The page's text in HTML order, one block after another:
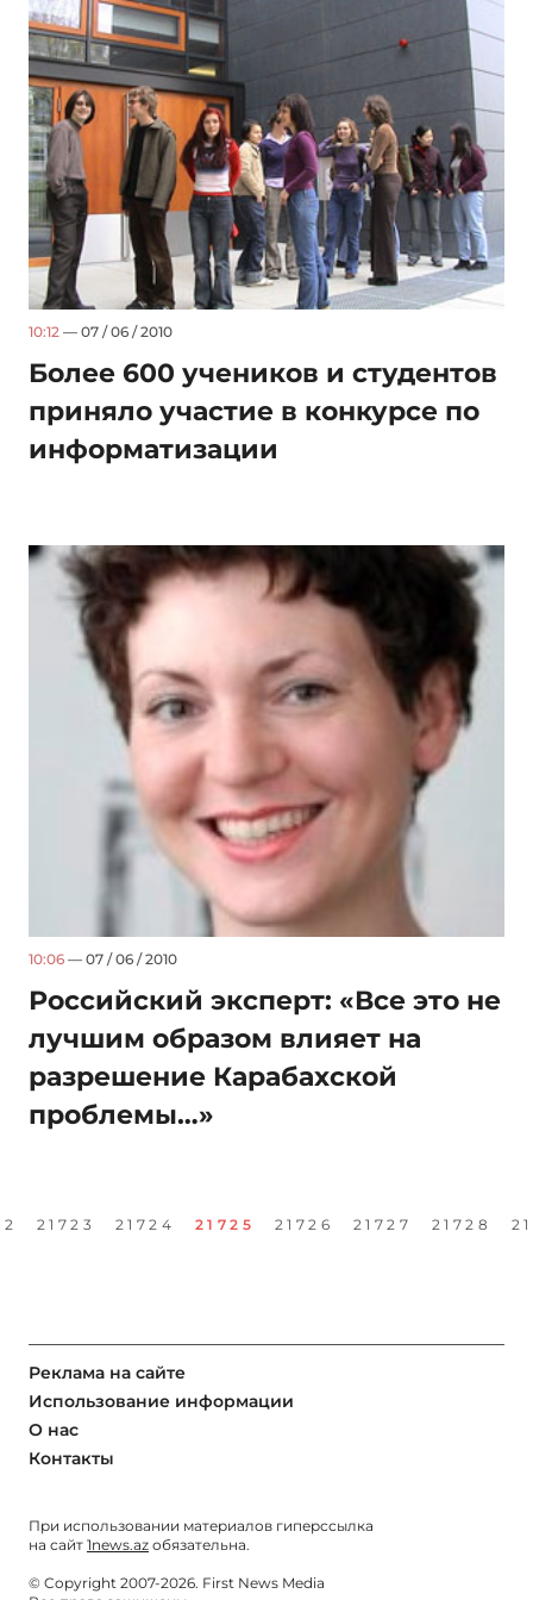
10:12 — 07 / 06 / 2010
Более 600 учеников и студентов
приняло участие в конкурсе по
информатизации
10:06 — 07 / 06 / 2010
Российский эксперт: «Все это не
лучшим образом влияет на
разрешение Карабахской
проблемы…»
21723 21724 21725 21726 21727 21728
Реклама на сайте
Использование информации
О нас
Контакты
При использовании материалов гиперссылка
на сайт 1news.az обязательна.
© Copyright 2007-2026. First News Media